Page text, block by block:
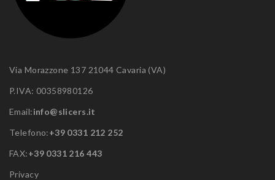
Via Morazzone 137 21044 Cavaria (VA)
P.IVA: 00358980126
Email:info@slicers.it
Telefono:+39 0331 212 252
FAX:+39 0331 216 443
Privacy